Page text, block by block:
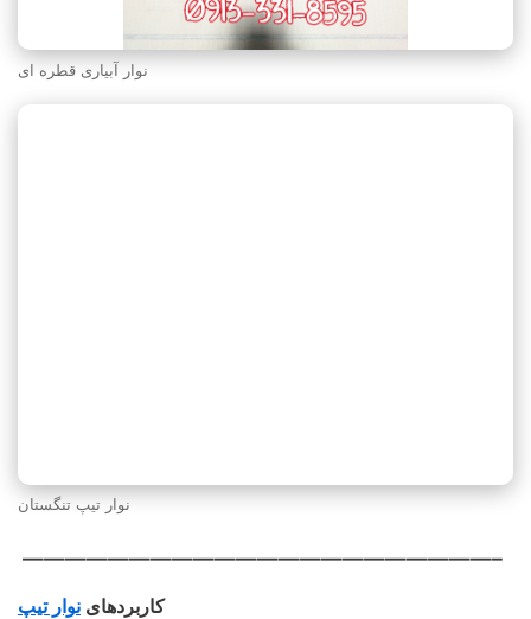
نوار آبیاری قطره ای
نوار تیپ تنگستان
——————————————————————–
کاربردهای نوار تیپ